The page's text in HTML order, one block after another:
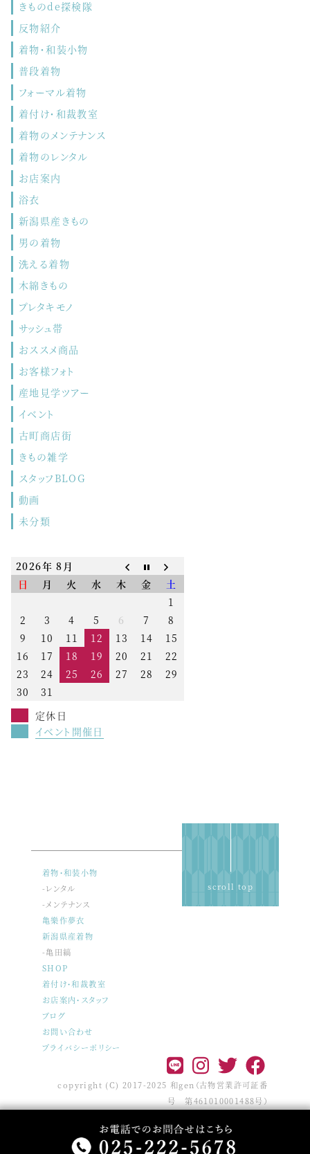
きものde探検隊
反物紹介
着物・和装小物
普段着物
フォーマル着物
着付け・和裁教室
着物のメンテナンス
着物のレンタル
お店案内
浴衣
新潟県産きもの
男の着物
洗える着物
木綿きもの
プレタキモノ
サッシュ帯
おススメ商品
お客様フォト
産地見学ツアー
イベント
古町商店街
きもの雑学
スタッフBLOG
動画
未分類
2026年 8月
日
月 火 水 木 金
土
1
2
3 4 5 6 7
8
9
10 11 12 13 14
15
16
17 18 19 20 21
22
23
24 25 26 27 28
29
30
31
定休日
イベント開催日
scroll top
着物・和装小物
-レンタル
-メンテナンス
亀樂作夢衣
新潟県産着物
-亀田縞
SHOP
着付け・和裁教室
お店案内・スタッフ
ブログ
お問い合わせ
プライバシーポリシー
copyright (C) 2017-2025 和gen（古物営業許可証番
号 第461010001488号）